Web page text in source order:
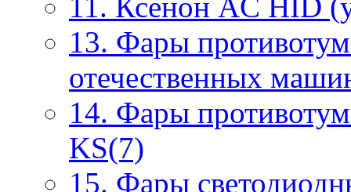
13. Фары
отечественных
14. Фары
KS(7)
15. Фары